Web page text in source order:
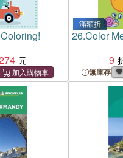
滿額折
26.Color
9
無庫存